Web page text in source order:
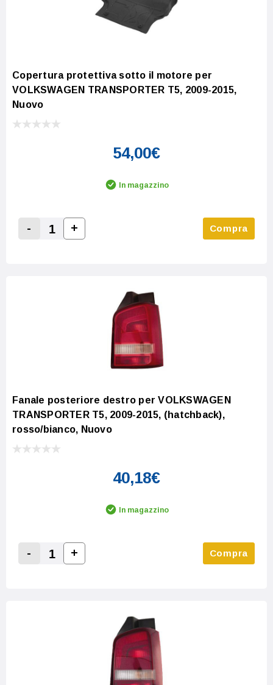
Copertura protettiva sotto il motore per
VOLKSWAGEN TRANSPORTER T5, 2009-2015,
Nuovo
54,00€
In magazzino
Decrease Quantity:
-
Increase Quantity:
+ Compra
Fanale posteriore destro per VOLKSWAGEN
TRANSPORTER T5, 2009-2015, (hatchback),
rosso/bianco, Nuovo
40,18€
In magazzino
Decrease Quantity:
-
Increase Quantity:
+ Compra